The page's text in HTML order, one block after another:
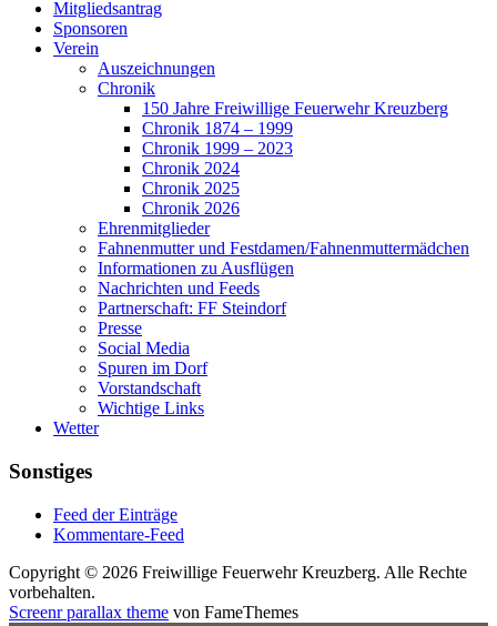
Mitgliedsantrag
Sponsoren
Verein
Auszeichnungen
Chronik
150 Jahre Freiwillige Feuerwehr Kreuzberg
Chronik 1874 – 1999
Chronik 1999 – 2023
Chronik 2024
Chronik 2025
Chronik 2026
Ehrenmitglieder
Fahnenmutter und Festdamen/Fahnenmuttermädchen
Informationen zu Ausflügen
Nachrichten und Feeds
Partnerschaft: FF Steindorf
Presse
Social Media
Spuren im Dorf
Vorstandschaft
Wichtige Links
Wetter
Sonstiges
Feed der Einträge
Kommentare-Feed
Copyright © 2026 Freiwillige Feuerwehr Kreuzberg. Alle Rechte
vorbehalten.
Screenr parallax theme von FameThemes